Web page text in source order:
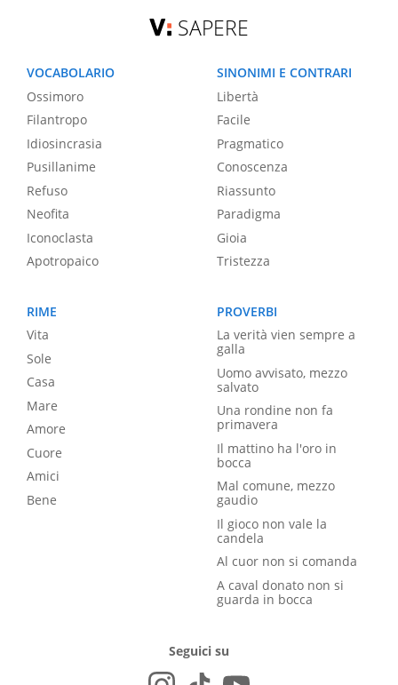
SAPERE
VOCABOLARIO
Ossimoro
Filantropo
Idiosincrasia
Pusillanime
Refuso
Neofita
Iconoclasta
Apotropaico
SINONIMI E CONTRARI
Libertà
Facile
Pragmatico
Conoscenza
Riassunto
Paradigma
Gioia
Tristezza
RIME
Vita
Sole
Casa
Mare
Amore
Cuore
Amici
Bene
PROVERBI
La verità vien sempre a
galla
Uomo avvisato, mezzo
salvato
Una rondine non fa
primavera
Il mattino ha l'oro in
bocca
Mal comune, mezzo
gaudio
Il gioco non vale la
candela
Al cuor non si comanda
A caval donato non si
guarda in bocca
Seguici su